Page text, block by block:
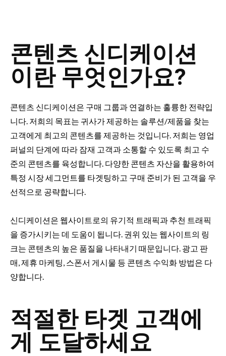
콘텐츠 신디케이션
이란 무엇인가요?
콘텐츠 신디케이션은 구매 그룹과 연결하는 훌륭한 전략입
니다. 저희의 목표는 귀사가 제공하는 솔루션/제품을 찾는
고객에게 최고의 콘텐츠를 제공하는 것입니다. 저희는 영업
퍼널의 단계에 따라 잠재 고객과 소통할 수 있도록 최고 수
준의 콘텐츠를 육성합니다. 다양한 콘텐츠 자산을 활용하여
특정 시장 세그먼트를 타겟팅하고 구매 준비가 된 고객을 우
선적으로 공략합니다.
신디케이션은 웹사이트로의 유기적 트래픽과 추천 트래픽
을 증가시키는 데 도움이 됩니다. 권위 있는 웹사이트의 링
크는 콘텐츠의 높은 품질을 나타내기 때문입니다. 광고 판
매, ​​제휴 마케팅, 스폰서 게시물 등 콘텐츠 수익화 방법은 다
양합니다.
적절한 타겟 고객에
게 도달하세요